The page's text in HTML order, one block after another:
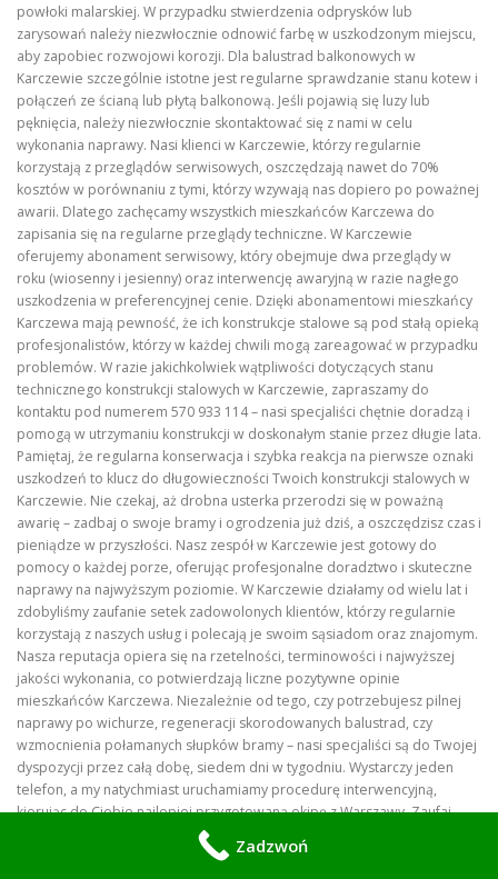
powłoki malarskiej. W przypadku stwierdzenia odprysków lub
zarysowań należy niezwłocznie odnowić farbę w uszkodzonym miejscu,
aby zapobiec rozwojowi korozji. Dla balustrad balkonowych w
Karczewie szczególnie istotne jest regularne sprawdzanie stanu kotew i
połączeń ze ścianą lub płytą balkonową. Jeśli pojawią się luzy lub
pęknięcia, należy niezwłocznie skontaktować się z nami w celu
wykonania naprawy. Nasi klienci w Karczewie, którzy regularnie
korzystają z przeglądów serwisowych, oszczędzają nawet do 70%
kosztów w porównaniu z tymi, którzy wzywają nas dopiero po poważnej
awarii. Dlatego zachęcamy wszystkich mieszkańców Karczewa do
zapisania się na regularne przeglądy techniczne. W Karczewie
oferujemy abonament serwisowy, który obejmuje dwa przeglądy w
roku (wiosenny i jesienny) oraz interwencję awaryjną w razie nagłego
uszkodzenia w preferencyjnej cenie. Dzięki abonamentowi mieszkańcy
Karczewa mają pewność, że ich konstrukcje stalowe są pod stałą opieką
profesjonalistów, którzy w każdej chwili mogą zareagować w przypadku
problemów. W razie jakichkolwiek wątpliwości dotyczących stanu
technicznego konstrukcji stalowych w Karczewie, zapraszamy do
kontaktu pod numerem 570 933 114 – nasi specjaliści chętnie doradzą i
pomogą w utrzymaniu konstrukcji w doskonałym stanie przez długie lata.
Pamiętaj, że regularna konserwacja i szybka reakcja na pierwsze oznaki
uszkodzeń to klucz do długowieczności Twoich konstrukcji stalowych w
Karczewie. Nie czekaj, aż drobna usterka przerodzi się w poważną
awarię – zadbaj o swoje bramy i ogrodzenia już dziś, a oszczędzisz czas i
pieniądze w przyszłości. Nasz zespół w Karczewie jest gotowy do
pomocy o każdej porze, oferując profesjonalne doradztwo i skuteczne
naprawy na najwyższym poziomie. W Karczewie działamy od wielu lat i
zdobyliśmy zaufanie setek zadowolonych klientów, którzy regularnie
korzystają z naszych usług i polecają je swoim sąsiadom oraz znajomym.
Nasza reputacja opiera się na rzetelności, terminowości i najwyższej
jakości wykonania, co potwierdzają liczne pozytywne opinie
mieszkańców Karczewa. Niezależnie od tego, czy potrzebujesz pilnej
naprawy po wichurze, regeneracji skorodowanych balustrad, czy
wzmocnienia połamanych słupków bramy – nasi specjaliści są do Twojej
dyspozycji przez całą dobę, siedem dni w tygodniu. Wystarczy jeden
telefon, a my natychmiast uruchamiamy procedurę interwencyjną,
kierując do Ciebie najlepiej przygotowaną ekipę z Warszawy. Zaufaj
profesjonalistom, którzy dbają o bezpieczeństwo Twojej posesji i
wykonują swoją pracę z pasją i zaangażowaniem. Zapraszamy do
Zadzwoń